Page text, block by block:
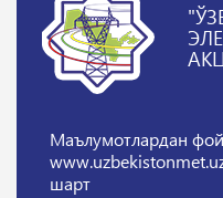
Маълумотлардан
шарт